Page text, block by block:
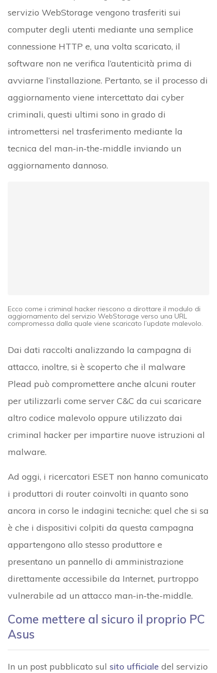
servizio WebStorage vengono trasferiti sui
computer degli utenti mediante una semplice
connessione HTTP e, una volta scaricato, il
software non ne verifica l’autenticità prima di
avviarne l’installazione. Pertanto, se il processo di
aggiornamento viene intercettato dai cyber
criminali, questi ultimi sono in grado di
intromettersi nel trasferimento mediante la
tecnica del man-in-the-middle inviando un
aggiornamento dannoso.
Ecco come i criminal hacker riescono a dirottare il modulo di
aggiornamento del servizio WebStorage verso una URL
compromessa dalla quale viene scaricato l’update malevolo.
Dai dati raccolti analizzando la campagna di
attacco, inoltre, si è scoperto che il malware
Plead può compromettere anche alcuni router
per utilizzarli come server C&C da cui scaricare
altro codice malevolo oppure utilizzato dai
criminal hacker per impartire nuove istruzioni al
malware.
Ad oggi, i ricercatori ESET non hanno comunicato
i produttori di router coinvolti in quanto sono
ancora in corso le indagini tecniche: quel che si sa
è che i dispositivi colpiti da questa campagna
appartengono allo stesso produttore e
presentano un pannello di amministrazione
direttamente accessibile da Internet, purtroppo
vulnerabile ad un attacco man-in-the-middle.
Come mettere al sicuro il proprio PC
Asus
In un post pubblicato sul sito ufficiale del servizio